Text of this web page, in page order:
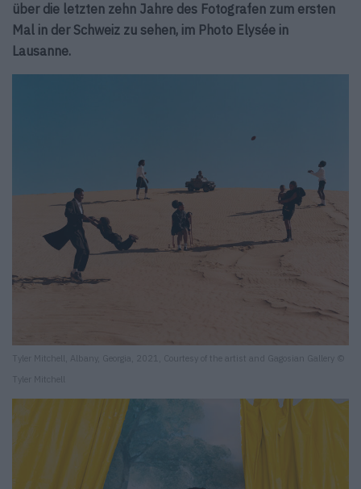
über die letzten zehn Jahre des Fotografen zum ersten
Mal in der Schweiz zu sehen, im Photo Elysée in
Lausanne.
Tyler Mitchell, Albany, Georgia, 2021, Courtesy of the artist and Gagosian Gallery ©
Tyler Mitchell